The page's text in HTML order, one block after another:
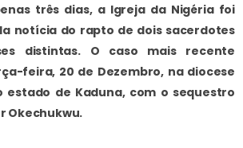
três dias, a Igreja da Nigéria foi
notícia do rapto de dois sacerdotes
distintas. O caso mais recente
feira, 20 de Dezembro, na diocese
estado de Kaduna, com o sequestro
Okechukwu.